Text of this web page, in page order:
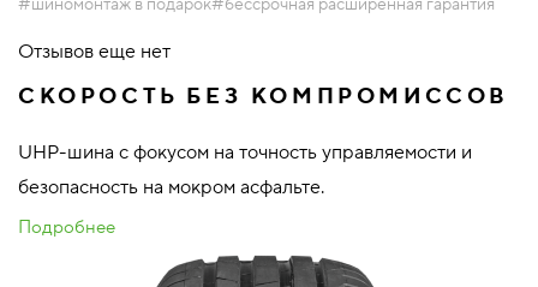
#шиномонтаж в подарок#бессрочная расширенная гарантия
Отзывов еще нет
СКОРОСТЬ БЕЗ КОМПРОМИССОВ
UHP-шина с фокусом на точность управляемости и
безопасность на мокром асфальте.
Подробнее